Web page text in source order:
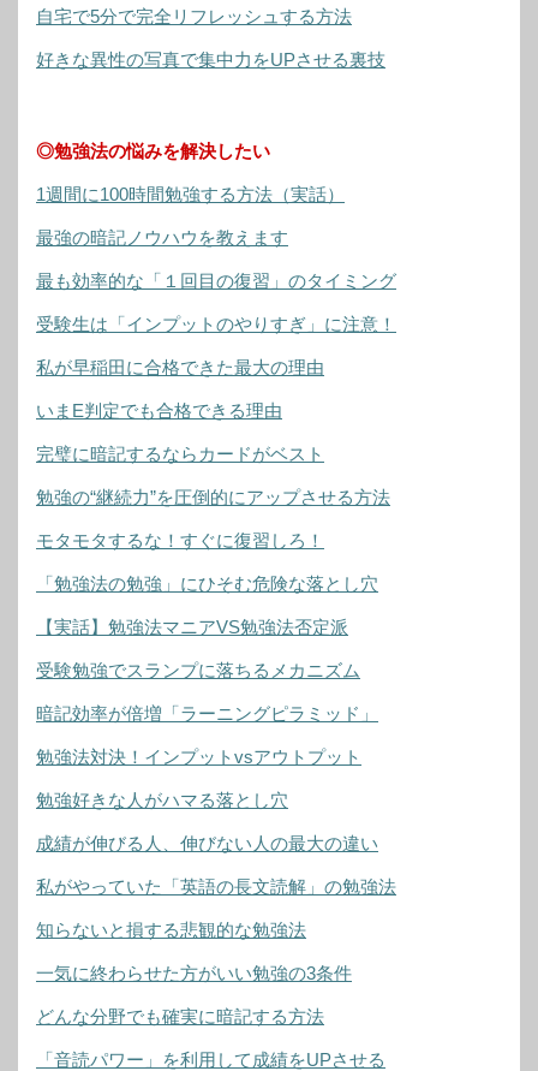
自宅で5分で完全リフレッシュする方法
好きな異性の写真で集中力をUPさせる裏技
◎勉強法の悩みを解決したい
1週間に100時間勉強する方法（実話）
最強の暗記ノウハウを教えます
最も効率的な「１回目の復習」のタイミング
受験生は「インプットのやりすぎ」に注意！
私が早稲田に合格できた最大の理由
いまE判定でも合格できる理由
完璧に暗記するならカードがベスト
勉強の“継続力”を圧倒的にアップさせる方法
モタモタするな！すぐに復習しろ！
「勉強法の勉強」にひそむ危険な落とし穴
【実話】勉強法マニアVS勉強法否定派
受験勉強でスランプに落ちるメカニズム
暗記効率が倍増「ラーニングピラミッド」
勉強法対決！インプットvsアウトプット
勉強好きな人がハマる落とし穴
成績が伸びる人、伸びない人の最大の違い
私がやっていた「英語の長文読解」の勉強法
知らないと損する悲観的な勉強法
一気に終わらせた方がいい勉強の3条件
どんな分野でも確実に暗記する方法
「音読パワー」を利用して成績をUPさせる